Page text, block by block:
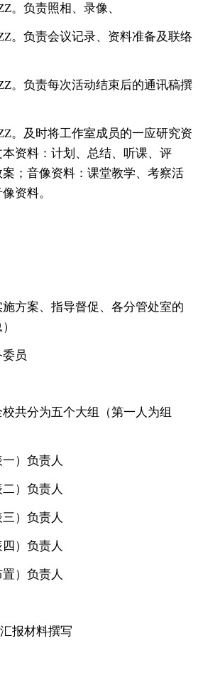
负责照相、录像、
负责会议记录、资料准备及联络
负责每次活动结束后的通讯稿撰
及时将工作室成员的一应研究资
资料：计划、总结、听课、评
；音像资料：课堂教学、考察活
资料。
案、指导督促、各分管处室的
员
分为五个大组（第一人为组
）负责人
）负责人
）负责人
）负责人
）负责人
报材料撰写